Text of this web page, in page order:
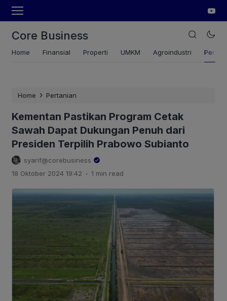
Core Business
Home Finansial Properti UMKM Agroindustri
Home › Pertanian
Kementan Pastikan Program Cetak
Sawah Dapat Dukungan Penuh dari
Presiden Terpilih Prabowo Subianto
syarif@corebusiness
18 Oktober 2024 19:42 . 1 min read